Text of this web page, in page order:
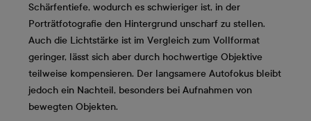
Schärfentiefe, wodurch es schwieriger ist, in der
Porträtfotografie den Hintergrund unscharf zu stellen.
Auch die Lichtstärke ist im Vergleich zum Vollformat
geringer, lässt sich aber durch hochwertige Objektive
teilweise kompensieren. Der langsamere Autofokus bleibt
jedoch ein Nachteil, besonders bei Aufnahmen von
bewegten Objekten.